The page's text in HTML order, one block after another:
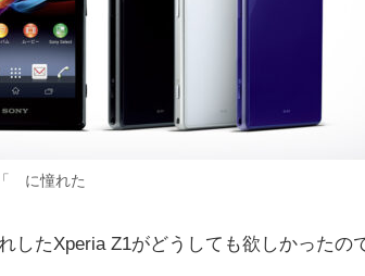
に憧れた
したXperia Z1がどうしても欲しかったの